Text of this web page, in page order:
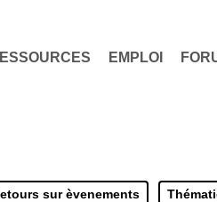
EMPLOI
sur èvenements